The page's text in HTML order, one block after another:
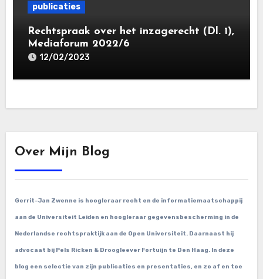
publicaties
Rechtspraak over het inzagerecht (Dl. 1),
Mediaforum 2022/6
12/02/2023
Over Mijn Blog
Gerrit-Jan Zwenne is hoogleraar recht en de informatiemaatschappij
aan de Universiteit Leiden en hoogleraar gegevensbescherming in de
Nederlandse rechtspraktijk aan de Open Universiteit. Daarnaast hij
advocaat bij Pels Ricken & Droogleever Fortuijn te Den Haag. In deze
blog een selectie van zijn publicaties en presentaties, en zo af en toe